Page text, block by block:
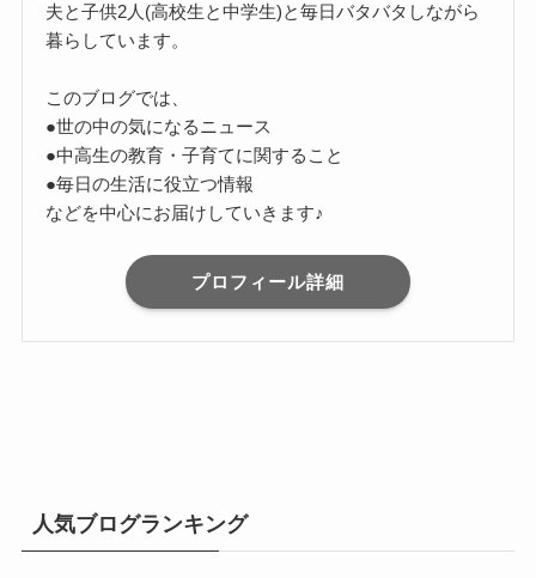
夫と子供2人(高校生と中学生)と毎日バタバタしながら
暮らしています。
このブログでは、
●世の中の気になるニュース
●中高生の教育・子育てに関すること
●毎日の生活に役立つ情報
などを中心にお届けしていきます♪
プロフィール詳細
人気ブログランキング